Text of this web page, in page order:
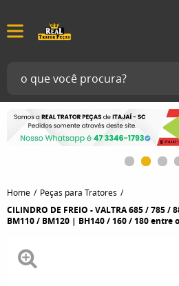
Home Peças para Tratores
CILINDRO DE FREIO - VALTRA 685 / 785
BM110 / BM120 | BH140 / 160 / 180 entre